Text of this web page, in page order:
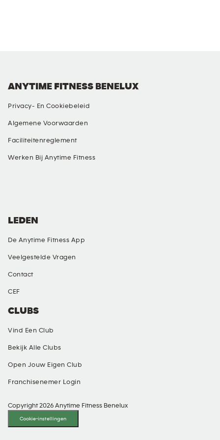
ANYTIME FITNESS BENELUX
Privacy- En Cookiebeleid
Algemene Voorwaarden
Faciliteitenreglement
Werken Bij Anytime Fitness
CLUBS
Vind Een Club
Bekijk Alle Clubs
Open Jouw Eigen Club
Franchisenemer Login
LEDEN
De Anytime Fitness App
Veelgestelde Vragen
Contact
CEF
Copyright 2026 Anytime Fitness Benelux
Cookie-instellingen